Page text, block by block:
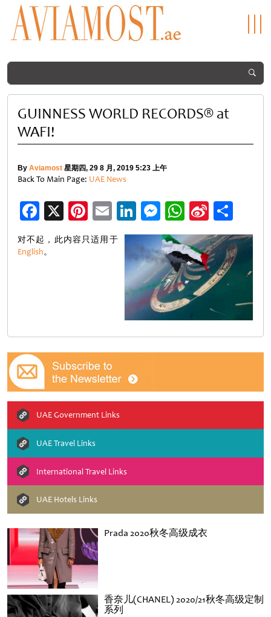
Prada 2020秋冬高级成衣
香奈儿(CHANEL) 2020/21秋冬高级定制
系列
GUINNESS WORLD RECORDS® at
WAFI!
By Aviamost 星期四, 29 8 月, 2019 5:23 上午
Back To Main Page: UAE News
Facebook
X Pinterest
EmailLinkedIn
Messenger
WhatsApp
Sina
Weibo
享
对不起，此内容只适用于
English。
UAE Government Links
UAE Travel Links
International Travel Links
UAE Hotels Links